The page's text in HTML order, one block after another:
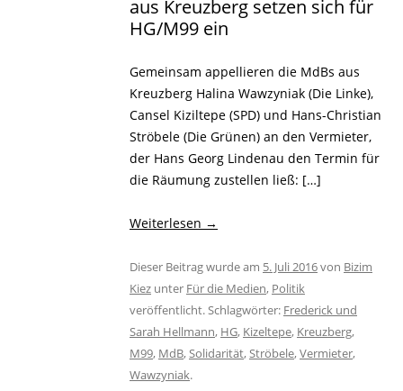
aus Kreuzberg setzen sich für
HG/M99 ein
Gemeinsam appellieren die MdBs aus
Kreuzberg Halina Wawzyniak (Die Linke),
Cansel Kiziltepe (SPD) und Hans-Christian
Ströbele (Die Grünen) an den Vermieter,
der Hans Georg Lindenau den Termin für
die Räumung zustellen ließ: […]
Weiterlesen →
Dieser Beitrag wurde am 5. Juli 2016von Bizim
Kiez unter Für die Medien, Politik
veröffentlicht. Schlagwörter: Frederick und
Sarah Hellmann, HG, Kizeltepe, Kreuzberg,
M99, MdB,Solidarität,Ströbele,Vermieter,
Wawzyniak.